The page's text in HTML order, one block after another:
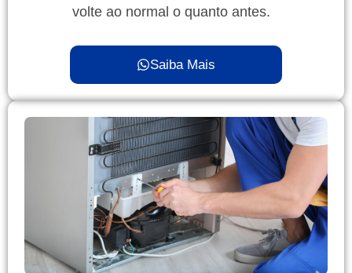
volte ao normal o quanto antes.
Saiba Mais